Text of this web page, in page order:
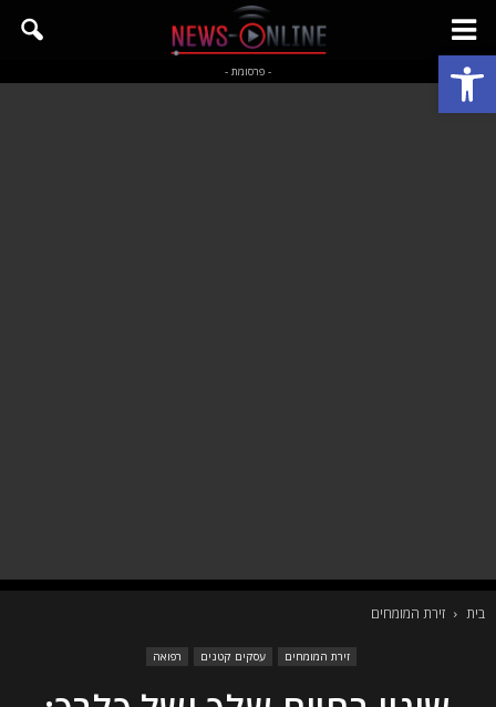
פתח סרגל נגישות - פרסומת -
בית זירת המומחים
זירת המומחים עסקים קטנים רפואה